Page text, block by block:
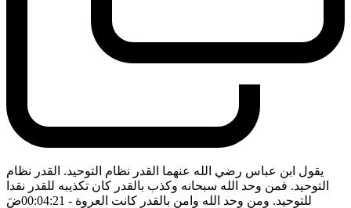
يقول ابن عباس رضي الله عنهما القدر نظام التوحيد. القدر نظام
التوحيد. فمن وحد الله سبحانه وكذب بالقدر كان تكذيبه للقدر نقدا
للتوحيد. ومن وحد الله وامن بالقدر كانت العروة - 00:04:21 ضَ